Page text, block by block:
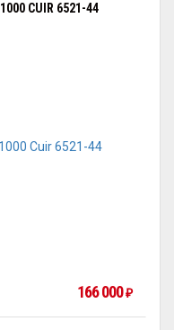
CUIR 6521-44
166 000 ₽